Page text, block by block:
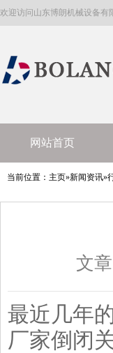
欢迎访问山东博朗机械设备有
网站首页
当前位置： 主页»新闻资讯»
文
最近几年
厂家倒闭